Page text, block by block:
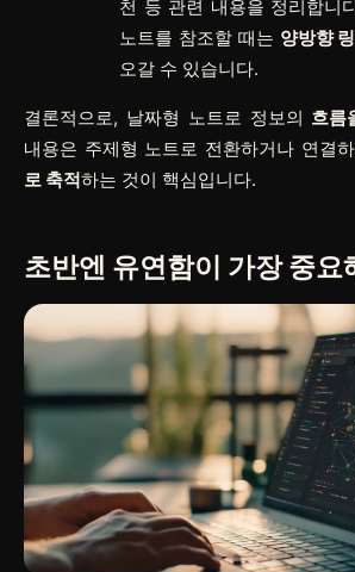
천 등 관련 내용을 정리합니
노트를 참조할 때는 양방향
오갈 수 있습니다.
결론적으로, 날짜형 노트로 정보의 흐름
내용은 주제형 노트로 전환하거나 연결
로 축적하는 것이 핵심입니다.
초반엔 유연함이 가장 중요